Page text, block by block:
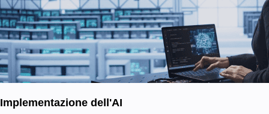
Implementazione dell'AI